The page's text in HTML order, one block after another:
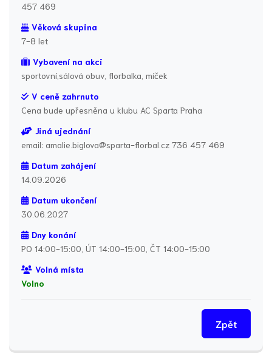
457 469
Věková skupina
7-8 let
Vybavení na akci
sportovní,sálová obuv, florbalka, míček
V ceně zahrnuto
Cena bude upřesněna u klubu AC Sparta Praha
Jiná ujednání
email: amalie.biglova@sparta-florbal.cz 736 457 469
Datum zahájení
14.09.2026
Datum ukončení
30.06.2027
Dny konání
PO 14:00-15:00, ÚT 14:00-15:00, ČT 14:00-15:00
Volná místa
Volno
Zpět